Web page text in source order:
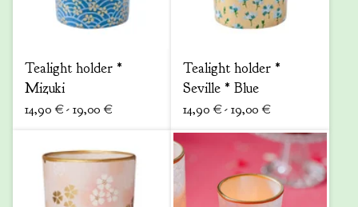
Tealight holder *
Mizuki
14,90 €- 19,00 €
Tealight holder *
Seville * Blue
14,90 €- 19,00 €